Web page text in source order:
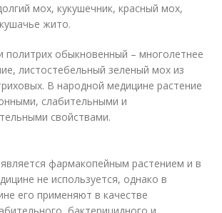
мох, кукушечник, красный мох,
жито.
политрих обыкновенный – многолетнее
листостебельный зеленый мох из
В народной медицине растение
слабительными и
свойствами.
фармакопейным растением и в
не используется, однако в
его применяют в качестве